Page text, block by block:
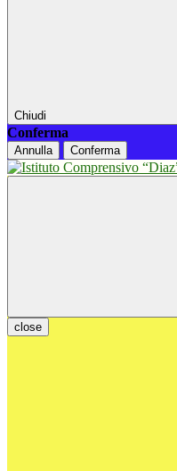
Chiudi
Conferma
Annulla Conferma
close